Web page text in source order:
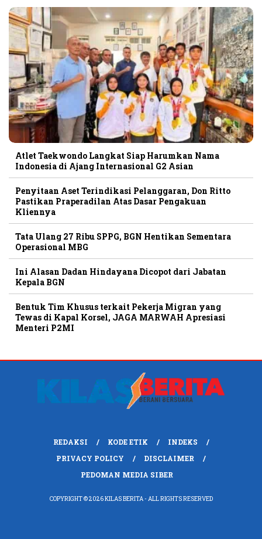
Atlet Taekwondo Langkat Siap Harumkan Nama
Indonesia di Ajang Internasional G2 Asian
Penyitaan Aset Terindikasi Pelanggaran, Don Ritto
Pastikan Praperadilan Atas Dasar Pengakuan
Kliennya
Tata Ulang 27 Ribu SPPG, BGN Hentikan Sementara
Operasional MBG
Ini Alasan Dadan Hindayana Dicopot dari Jabatan
Kepala BGN
Bentuk Tim Khusus terkait Pekerja Migran yang
Tewas di Kapal Korsel, JAGA MARWAH Apresiasi
Menteri P2MI
REDAKSI KODE ETIK
INDEKS
PRIVACY POLICY
DISCLAIMER
PEDOMAN MEDIA SIBER
COPYRIGHT © 2026 KILAS BERITA - ALL RIGHTS RESERVED